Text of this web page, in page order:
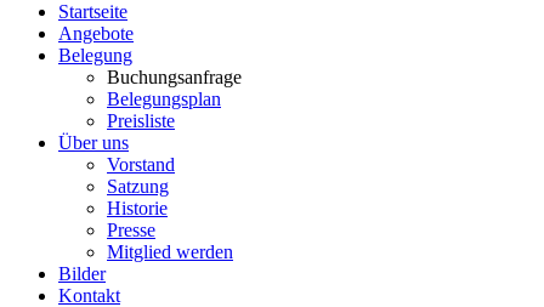
Startseite
Angebote
Belegung
Buchungsanfrage
Belegungsplan
Preisliste
Über uns
Vorstand
Satzung
Historie
Presse
Mitglied werden
Bilder
Kontakt